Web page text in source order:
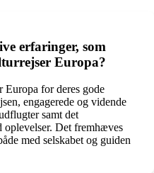
erfaringer, som
Europa?
Europa for deres gode
engagerede og vidende
samt det
oplevelser. Det fremhæves
med selskabet og guiden